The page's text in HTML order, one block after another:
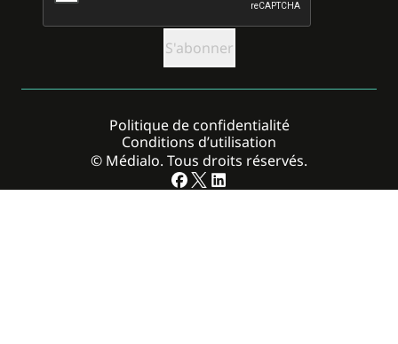
© Médialo. Tous droits réservés.
Politique de confidentialité
Conditions d’utilisation